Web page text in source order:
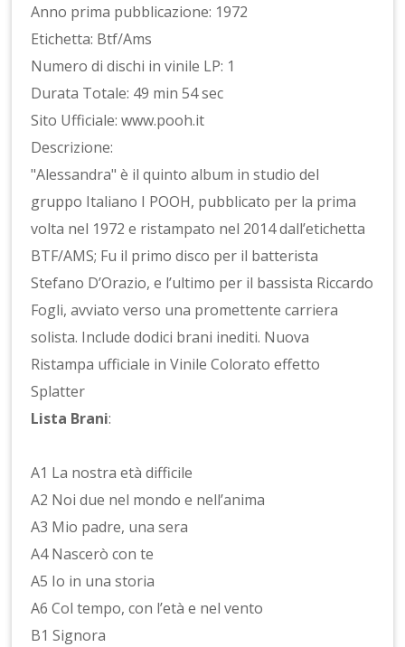
Anno prima pubblicazione: 1972
Etichetta: Btf/Ams
Numero di dischi in vinile LP: 1
Durata Totale: 49 min 54 sec
Sito Ufficiale: www.pooh.it
Descrizione:
"Alessandra" è il quinto album in studio del
gruppo Italiano I POOH, pubblicato per la prima
volta nel 1972 e ristampato nel 2014 dall’etichetta
BTF/AMS; Fu il primo disco per il batterista
Stefano D’Orazio, e l’ultimo per il bassista Riccardo
Fogli, avviato verso una promettente carriera
solista. Include dodici brani inediti. Nuova
Ristampa ufficiale in Vinile Colorato effetto
Splatter
Lista Brani:
A1 La nostra età difficile
A2 Noi due nel mondo e nell’anima
A3 Mio padre, una sera
A4 Nascerò con te
A5 Io in una storia
A6 Col tempo, con l’età e nel vento
B1 Signora